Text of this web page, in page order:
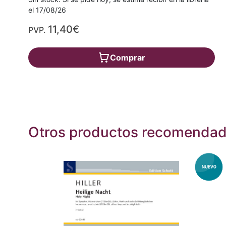
el 17/08/26
PVP. 11,40€
Comprar
Otros productos